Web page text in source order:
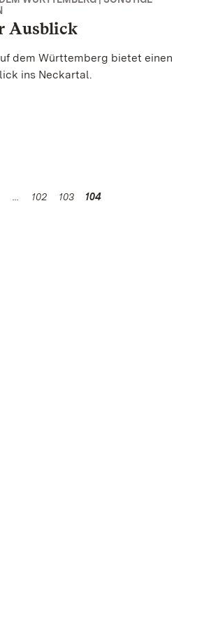
Ausblick
dem Württemberg bietet einen
ins Neckartal.
102 103 104